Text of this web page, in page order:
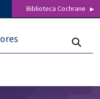
Biblioteca Cochrane